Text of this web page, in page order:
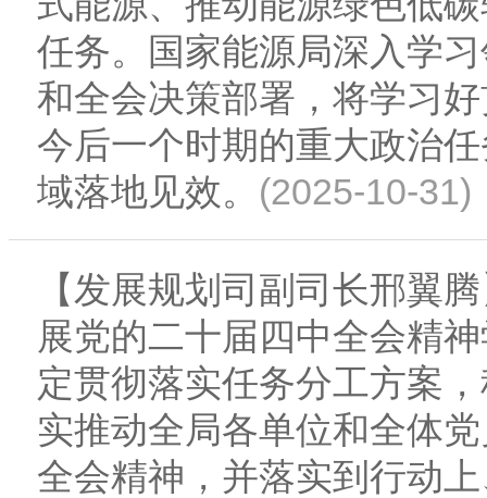
任务。国家能源局深入学
和全会决策部署，将学习
今后一个时期的重大政治
域落地见效。 (2025-10-31)
【发展规划司副司长邢翼
展党的二十届四中全会精
定贯彻落实任务分工方案
实推动全局各单位和全体
全会精神，并落实到行动